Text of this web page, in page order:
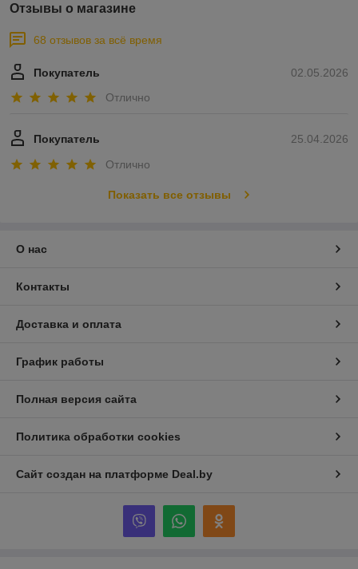
Отзывы о магазине
68 отзывов за всё время
02.05.2026
Покупатель
Отлично
25.04.2026
Покупатель
Отлично
Показать все отзывы
О нас
Контакты
Доставка и оплата
График работы
Полная версия сайта
Политика обработки cookies
Сайт создан на платформе Deal.by